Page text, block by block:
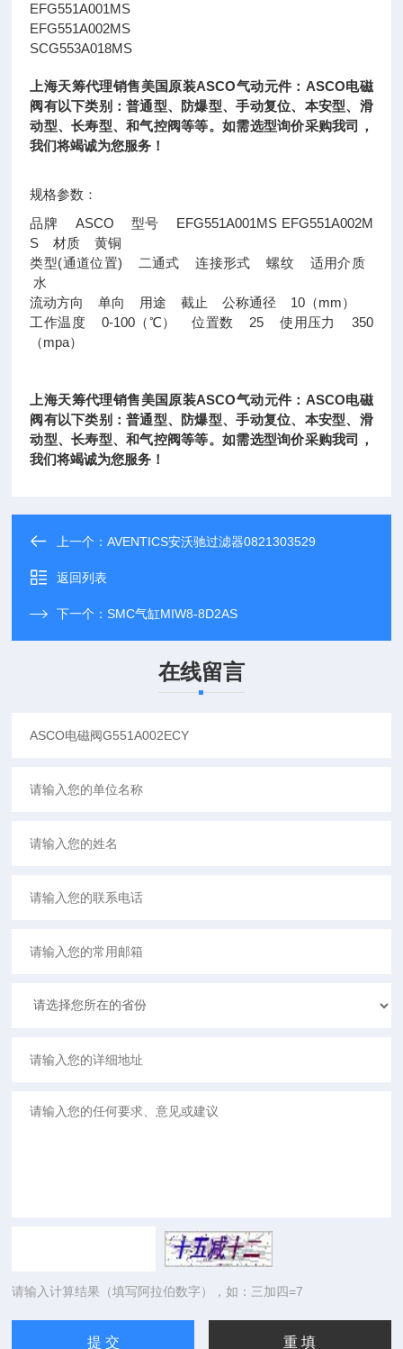
EFG551A001MS
EFG551A002MS
SCG553A018MS
上海天筹代理销售美国原装ASCO气动元件：ASCO电磁
阀有以下类别：普通型、防爆型、手动复位、本安型、滑
动型、长寿型、和气控阀等等。如需选型询价采购我司，
我们将竭诚为您服务！
规格参数：
品牌 ASCO 型号 EFG551A001MS EFG551A002M
S 材质 黄铜
类型(通道位置) 二通式 连接形式 螺纹 适用介质
水
流动方向 单向 用途 截止 公称通径 10（mm）
工作温度 0-100（℃） 位置数 25 使用压力 350
（mpa）
上海天筹代理销售美国原装ASCO气动元件：ASCO电磁
阀有以下类别：普通型、防爆型、手动复位、本安型、滑
动型、长寿型、和气控阀等等。如需选型询价采购我司，
我们将竭诚为您服务！
上一个：AVENTICS安沃驰过滤器0821303529
返回列表
下一个：SMC气缸MIW8-8D2AS
在线留言
请输入计算结果（填写阿拉伯数字），如：三加四=7